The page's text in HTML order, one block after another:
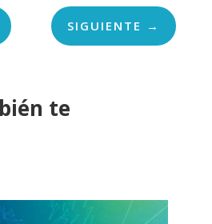
SIGUIENTE →
te